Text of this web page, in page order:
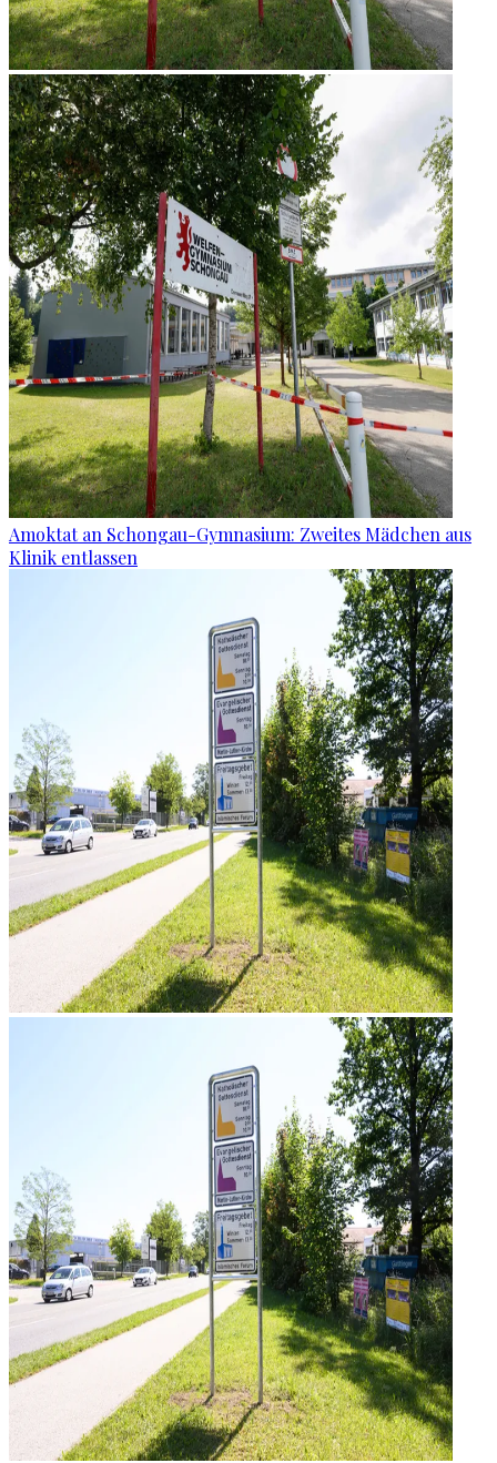
Amoktat an Schongau-Gymnasium: Zweites Mädchen aus
Klinik entlassen